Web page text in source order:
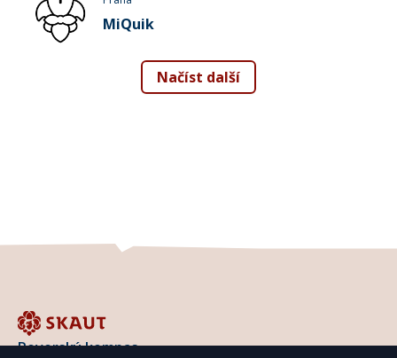
MiQuik
Načíst další
Užitečné odkazy
Roverský kompas